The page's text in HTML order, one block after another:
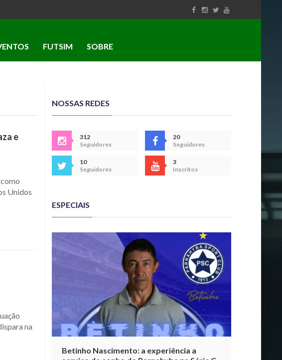
FUTSIM SOBRE
e
Unidos
na
NOSSAS REDES
312
Seguidores
20
Seguidores
10
Seguidores
3
Inscritos
ESPECIAIS
Betinho Nascimento: a experiência a